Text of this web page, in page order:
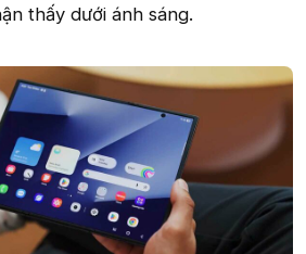
thấy dưới ánh sáng.